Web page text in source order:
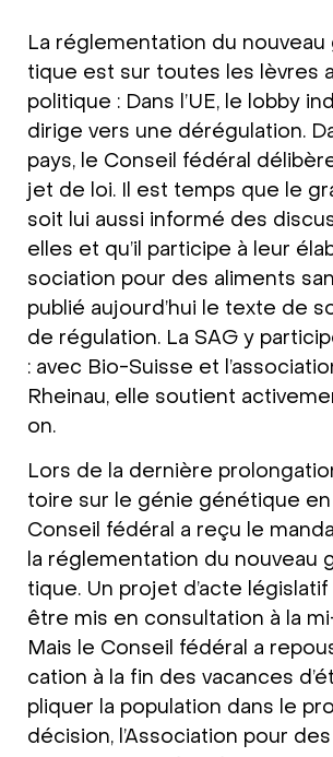
La régle­men­ta­ti­on du
tique est sur tou­tes les lèv­res
poli­tique : Dans l’UE, le lob­by
diri­ge vers une déré­gu­la­ti­on.
pays, le Con­seil fédé­ral
jet de loi. Il est temps que le
soit lui aus­si infor­mé des
el­les et qu’il par­ti­ci­pe à leur
so­cia­ti­on pour des ali­ments
publié aujour­d’hui le tex­te de
de régu­la­ti­on. La SAG y
: avec Bio-Suis­se et
Rhein­au, elle sou­ti­ent
on.
Lors de la der­niè­re
toire sur le génie géné­tique en
Con­seil fédé­ral a reçu le
la régle­men­ta­ti­on du
tique. Un pro­jet d’ac­te légis­la­tif
être mis en con­sul­ta­ti­on à la
Mais le Con­seil fédé­ral a
ca­ti­on à la fin des vacan­ces
pli­quer la popu­la­ti­on dans le
décis­i­on, l’As­so­cia­ti­on pour